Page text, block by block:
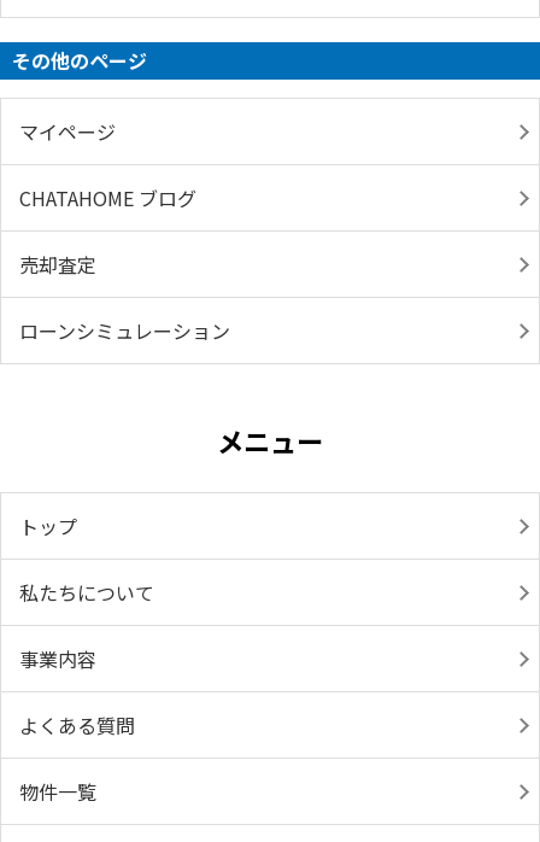
その他のページ
マイページ
CHATAHOME ブログ
売却査定
ローンシミュレーション
メニュー
トップ
私たちについて
事業内容
よくある質問
物件一覧